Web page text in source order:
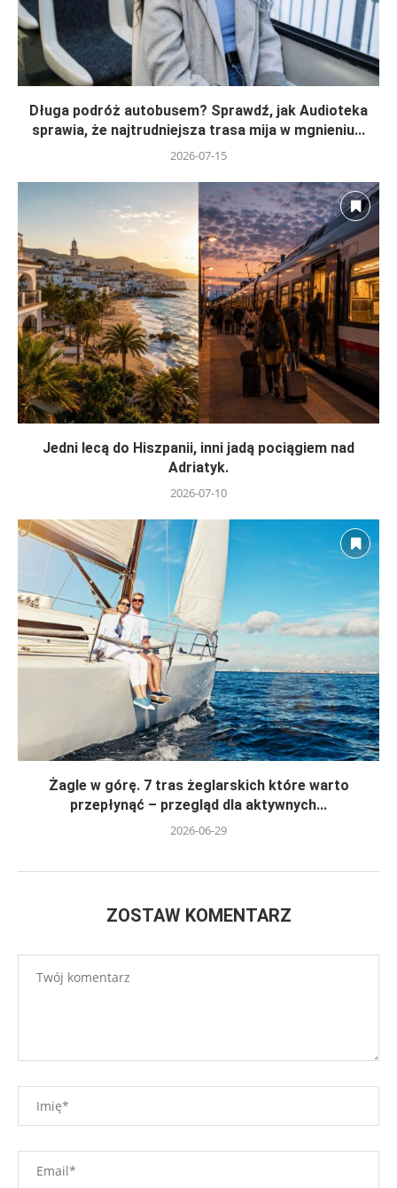
Długa podróż autobusem? Sprawdź, jak Audioteka
sprawia, że najtrudniejsza trasa mija w mgnieniu...
2026-07-15
Jedni lecą do Hiszpanii, inni jadą pociągiem nad
Adriatyk.
2026-07-10
Żagle w górę. 7 tras żeglarskich które warto
przepłynąć – przegląd dla aktywnych...
2026-06-29
ZOSTAW KOMENTARZ